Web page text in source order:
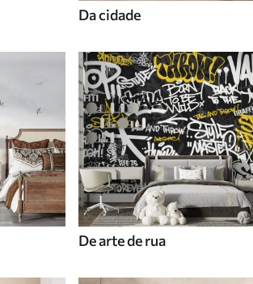
Da cidade
De arte de rua